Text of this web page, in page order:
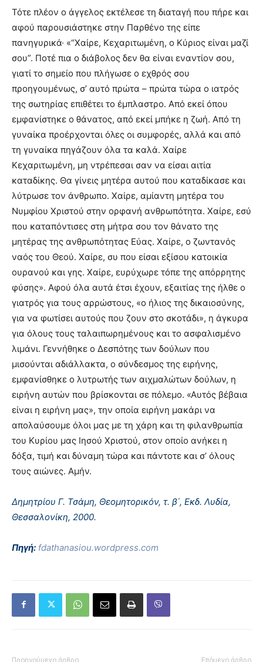
Τότε πλέον ο άγγελος εκτέλεσε τη διαταγή που πήρε και
αφού παρουσιάστηκε στην Παρθένο της είπε
πανηγυρικά· «“Χαίρε, Κεχαριτωμένη, ο Κύριος είναι μαζί
σου”. Ποτέ πια ο διάβολος δεν θα είναι εναντίον σου,
γιατί το σημείο που πλήγωσε ο εχθρός σου
προηγουμένως, σ’ αυτό πρώτα – πρώτα τώρα ο ιατρός
της σωτηρίας επιθέτει το έμπλαστρο. Από εκεί όπου
εμφανίστηκε ο θάνατος, από εκεί μπήκε η ζωή. Από τη
γυναίκα προέρχονται όλες οι συμφορές, αλλά και από
τη γυναίκα πηγάζουν όλα τα καλά. Χαίρε
Κεχαριτωμένη, μη ντρέπεσαι σαν να είσαι αιτία
καταδίκης. Θα γίνεις μητέρα αυτού που καταδίκασε και
λύτρωσε τον άνθρωπο. Χαίρε, αμίαντη μητέρα του
Νυμφίου Χριστού στην ορφανή ανθρωπότητα. Χαίρε, εσύ
που καταπόντισες στη μήτρα σου τον θάνατο της
μητέρας της ανθρωπότητας Εύας. Χαίρε, ο ζωντανός
ναός του Θεού. Χαίρε, συ που είσαι εξίσου κατοικία
ουρανού και γης. Χαίρε, ευρύχωρε τόπε της απόρρητης
φύσης». Αφού όλα αυτά έτσι έχουν, εξαιτίας της ήλθε ο
γιατρός για τους αρρώστους, «ο ήλιος της δικαιοσύνης,
για να φωτίσει αυτούς που ζουν στο σκοτάδι», η άγκυρα
για όλους τους ταλαιπωρημένους και το ασφαλισμένο
λιμάνι. Γεννήθηκε ο Δεσπότης των δούλων που
μισούνται αδιάλλακτα, ο σύνδεσμος της ειρήνης,
εμφανίσθηκε ο λυτρωτής των αιχμαλώτων δούλων, η
ειρήνη αυτών που βρίσκονται σε πόλεμο. «Αυτός βέβαια
είναι η ειρήνη μας», την οποία ειρήνη μακάρι να
απολαύσουμε όλοι μας με τη χάρη και τη φιλανθρωπία
του Κυρίου μας Ιησού Χριστού, στον οποίο ανήκει η
δόξα, τιμή και δύναμη τώρα και πάντοτε και σ’ όλους
τους αιώνες. Αμήν.
Δημητρίου Γ. Τσάμη, Θεομητορικόν, τ. β΄, Εκδ. Λυδία,
Θεσσαλονίκη, 2000.
Πηγή: fdathanasiou.wordpress.com
Προηγούμενο άρθρο Επόμενο άρθρο